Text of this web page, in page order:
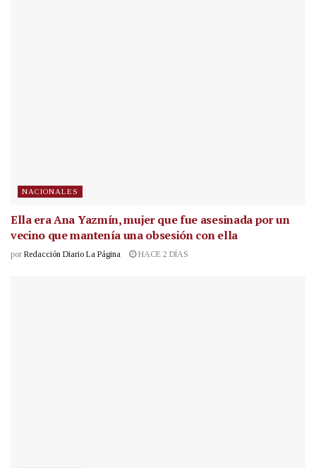
NACIONALES
Ella era Ana Yazmín, mujer que fue asesinada por un
vecino que mantenía una obsesión con ella
por Redacción Diario La Página HACE 2 DÍAS